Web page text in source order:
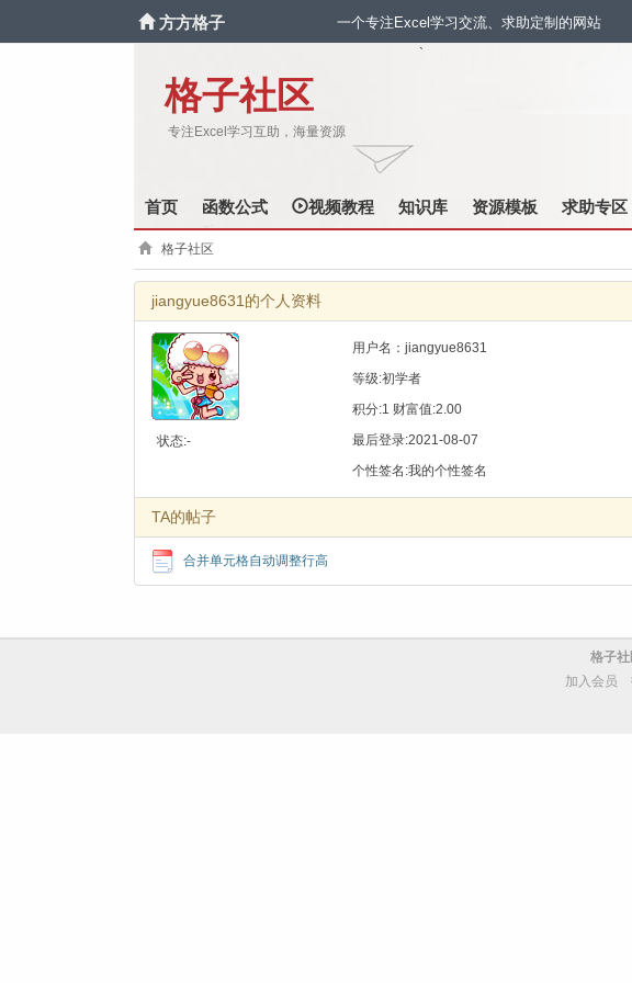
方方格子 一个专注Excel学习交流、求助定制的网站
格子社区
专注Excel学习互助，海量资源
`
首页 函数公式 视频教程 知识库 资源模板 求助专区
格子社区
jiangyue8631的个人资料
状态:-
用户名：jiangyue8631
等级:初学者
积分:1 财富值:2.00
最后登录:2021-08-07
个性签名:我的个性签名
TA的帖子
合并单元格自动调整行高
格子社
加入会员